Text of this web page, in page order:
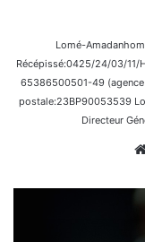
Lomé-
Récépissé:0425/24/03/11/
65386500501-49
postale:23BP90053539
Directeur